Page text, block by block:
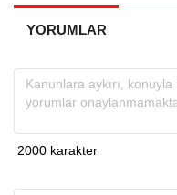
YORUMLAR